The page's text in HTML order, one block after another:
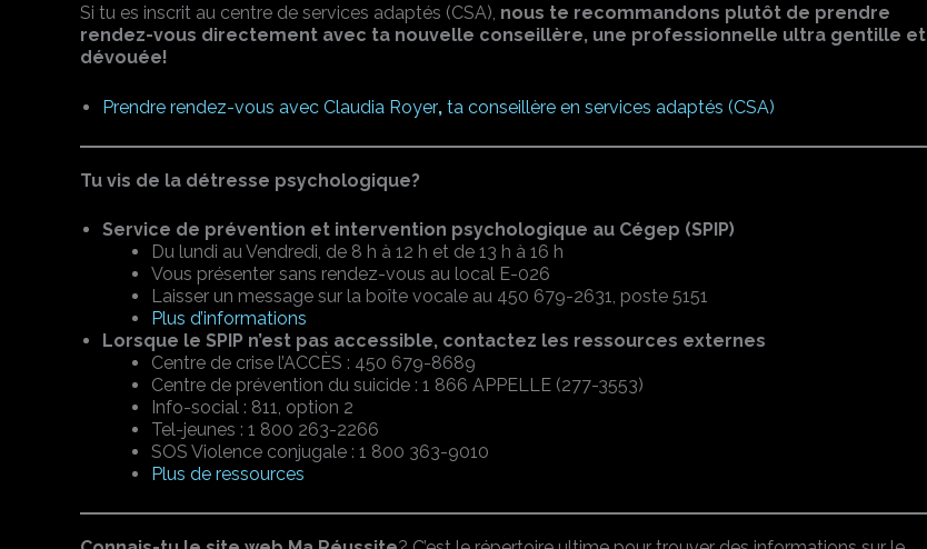
Si tu es inscrit au centre de services adaptés (CSA), nous te recommandons plutôt de prendre
rendez-vous directement avec ta nouvelle conseillère, une professionnelle ultra gentille et
dévouée!
Prendre rendez-vous avec Claudia Royer, ta conseillère en services adaptés (CSA)
Tu vis de la détresse psychologique?
Service de prévention et intervention psychologique au Cégep (SPIP)
Du lundi au Vendredi, de 8 h à 12 h et de 13 h à 16 h
Vous présenter sans rendez-vous au local E-026
Laisser un message sur la boîte vocale au 450 679-2631, poste 5151
Plus d’informations
Lorsque le SPIP n’est pas accessible, contactez les ressources externes
Centre de crise l’ACCÈS : 450 679-8689
Centre de prévention du suicide : 1 866 APPELLE (277-3553)
Info-social : 811, option 2
Tel-jeunes : 1 800 263-2266
SOS Violence conjugale : 1 800 363-9010
Plus de ressources